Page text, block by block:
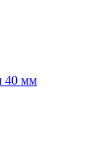
40 мм